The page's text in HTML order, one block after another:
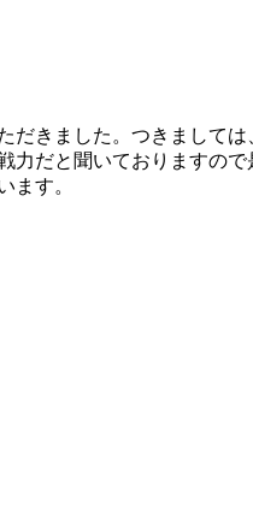
だきました。つきまして
だと聞いておりますの
ます。